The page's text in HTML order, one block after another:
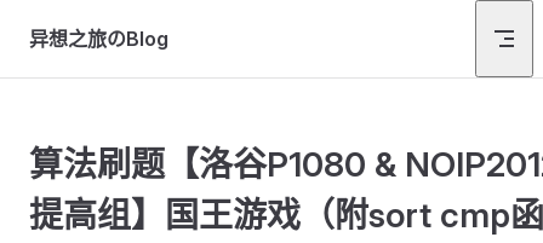
Skip to content
异想之旅のBlog
算法刷题【洛谷P1080 &
提高组】国王游戏（附sort cmp函